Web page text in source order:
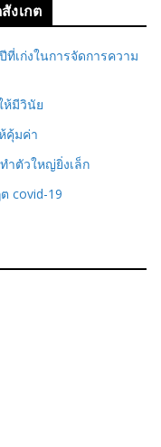
งเกต
เก่งในการจัดการความ
ห้มีวินัย
คุ้มค่า
ำตัวใหญ่ยิ่งเล็ก
covid-19